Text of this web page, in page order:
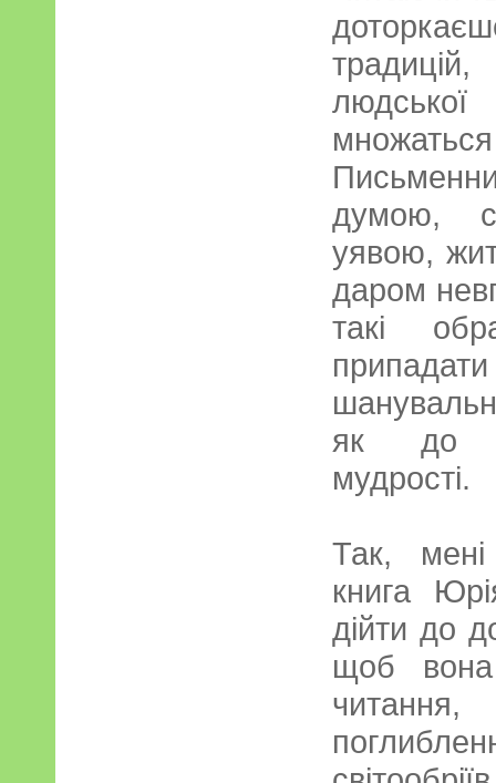
думою,
уявою,
даром
такі
як до
мудрості.
Так,
книга
дійти до
щоб